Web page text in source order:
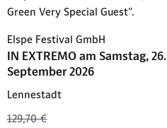
Elspe Festival GmbH
IN EXTREMO am Samstag, 26.
September 2026
Lennestadt
129,70 €